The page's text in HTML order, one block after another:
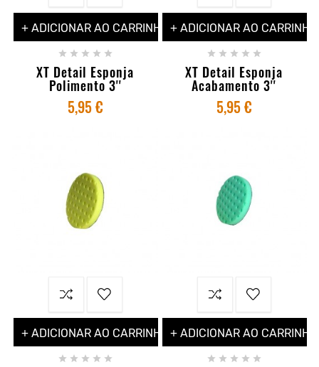
+ ADICIONAR AO CARRINHO
    
XT Detail Esponja
Polimento 3''
5,95 €
+ ADICIONAR AO CARRINHO
    
XT Detail Esponja
Acabamento 3''
5,95 €
+ ADICIONAR AO CARRINHO
    
+ ADICIONAR AO CARRINHO
    